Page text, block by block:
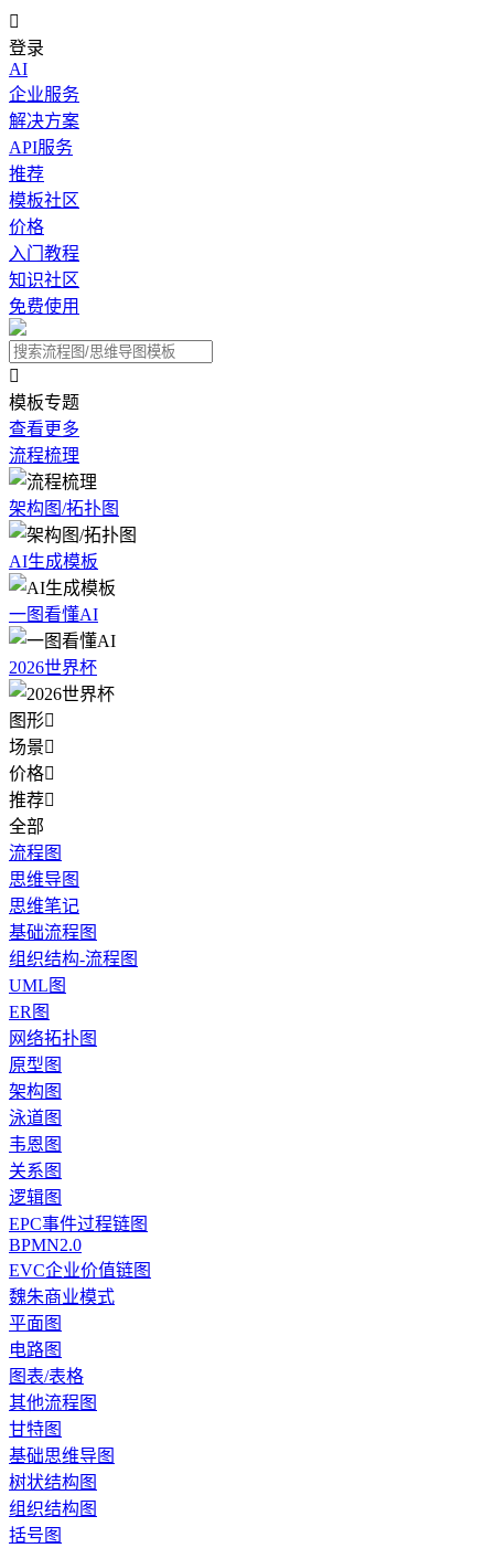

登录
AI
企业服务
解决方案
API服务
推荐
模板社区
价格
入门教程
知识社区
免费使用

模板专题
查看更多
流程梳理
架构图/拓扑图
AI生成模板
一图看懂AI
2026世界杯
图形
场景
价格
推荐
全部
流程图
思维导图
思维笔记
基础流程图
组织结构-流程图
UML图
ER图
网络拓扑图
原型图
架构图
泳道图
韦恩图
关系图
逻辑图
EPC事件过程链图
BPMN2.0
EVC企业价值链图
魏朱商业模式
平面图
电路图
图表/表格
其他流程图
甘特图
基础思维导图
树状结构图
组织结构图
括号图